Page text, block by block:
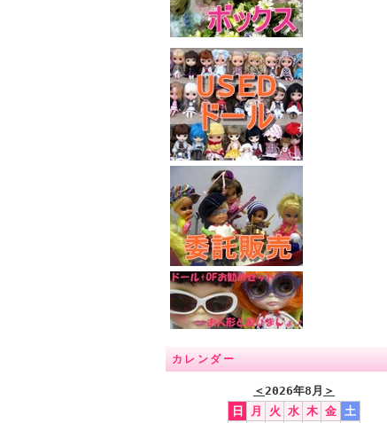
カレンダー
＜2026年8月 ＞
日
月 火 水 木 金 土